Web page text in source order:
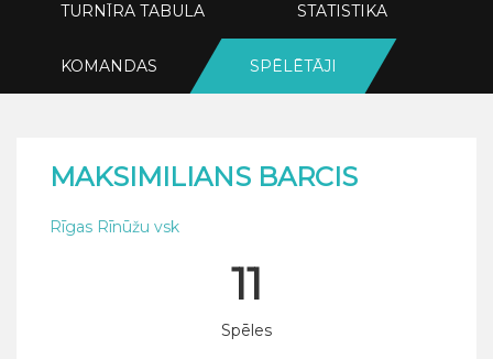
TURNĪRA TABULA STATISTIKA
KOMANDAS SPĒLĒTĀJI
MAKSIMILIANS BARCIS
Rīgas Rīnūžu vsk
11
Spēles